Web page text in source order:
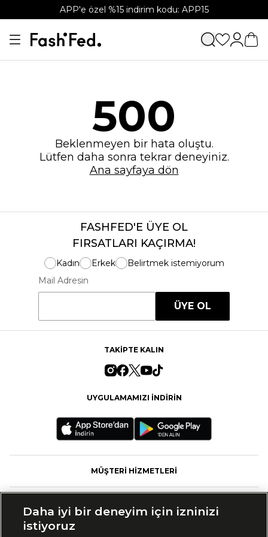
APP'e özel %15 indirim kodu: APP15
500
Beklenmeyen bir hata oluştu.
Lütfen daha sonra tekrar deneyiniz.
Ana sayfaya dön
FASHFED'E ÜYE OL
FIRSATLARI KAÇIRMA!
Kadın Erkek
Belirtmek istemiyorum
Mail Adresin
ÜYE OL
TAKİPTE KALIN
UYGULAMAMIZI İNDİRİN
MÜŞTERİ HİZMETLERİ
Daha iyi bir deneyim için izninizi
istiyoruz